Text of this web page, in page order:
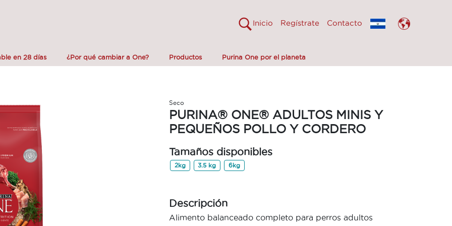
Inicio Regístrate Contacto
en 28 días ¿Por qué cambiar a One? Productos Purina One por el planeta
Seco
PURINA® ONE® ADULTOS MINIS Y
PEQUEÑOS POLLO Y CORDERO
Tamaños disponibles
2kg 3.5 kg 6kg
Descripción
Alimento balanceado completo para perros adultos